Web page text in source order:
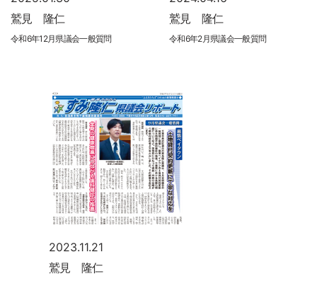
鷲見 隆仁
令和6年12月県議会一般質問
鷲見 隆仁
令和6年2月県議会一般質問
2023.11.21
鷲見 隆仁